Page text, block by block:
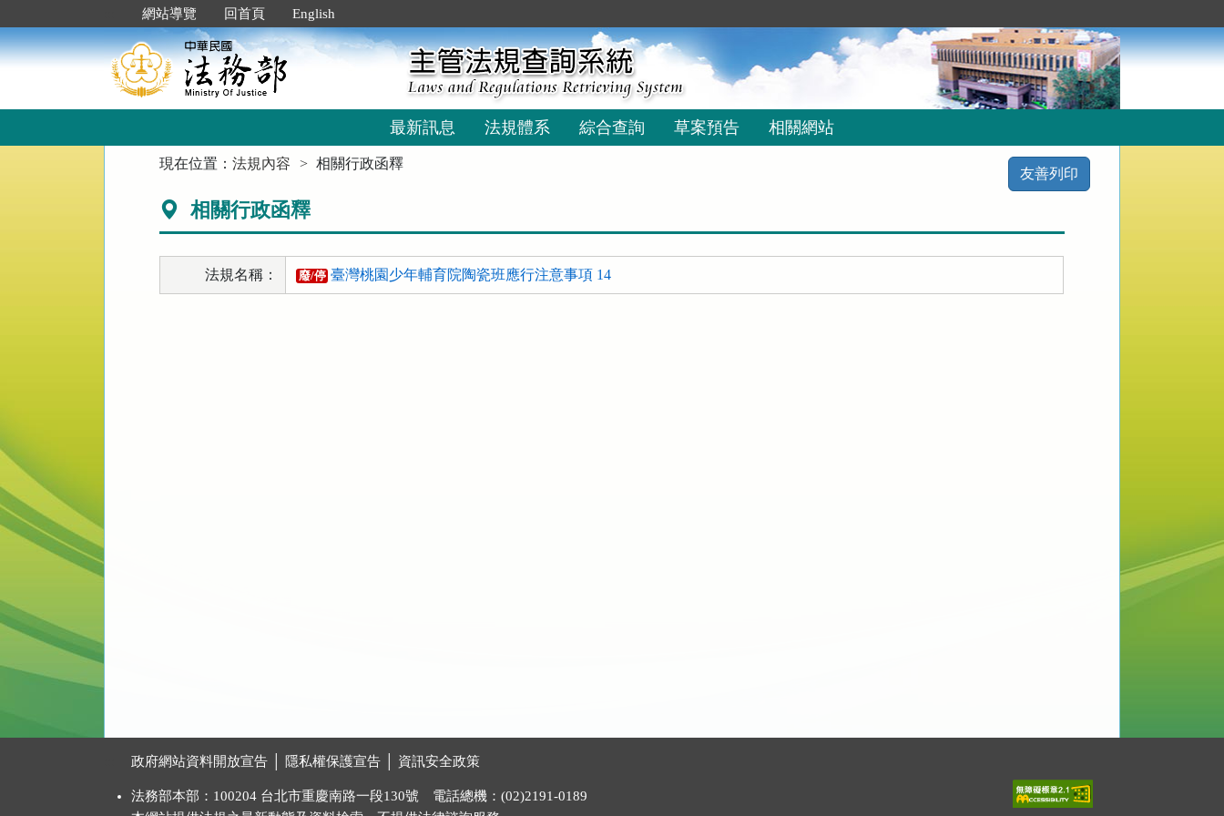
到
主
要
網站導覽 回首頁 English
最新訊息 法規體系 綜合查詢 草案預告 相關網站
現在位置：法規內容 相關行政函釋
友善列印
相關行政函釋
法規名稱： 廢/停 臺灣桃園少年輔育院陶瓷班應行注意事項 14
政府網站資料開放宣告 隱私權保護宣告 資訊安全政策
法務部本部：100204 台北市重慶南路一段130號 電話總機：(02)2191-0189